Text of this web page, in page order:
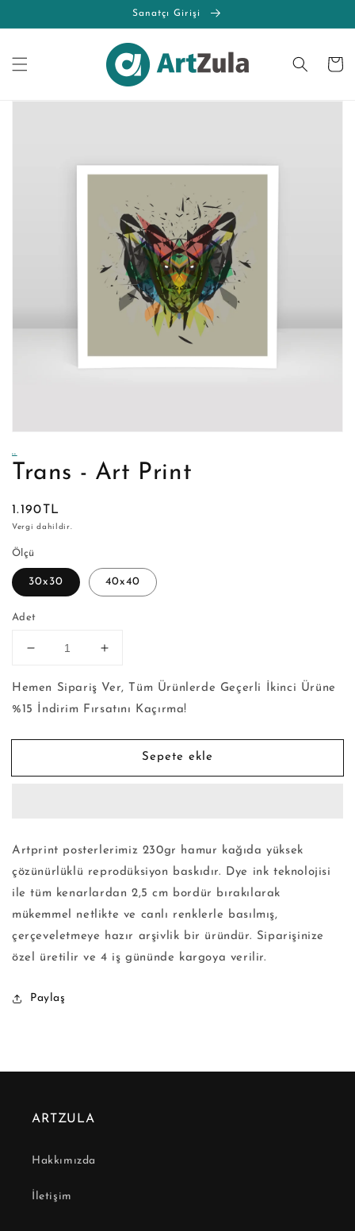
Sanatçı Girişi
Sepet
Ürün
..
Trans - Art Print
Normal
fiyat
1.190TL
Vergi dahildir.
Ölçü
30x30 40x40
Adet
Art
Print
adedi
Trans
Art
Print
adedi
Hemen Sipariş Ver, Tüm Ürünlerde Geçerli İkinci Ürüne
%15 İndirim Fırsatını Kaçırma!
Sepete ekle
Artprint posterlerimiz 230gr hamur kağıda yüksek
çözünürlüklü reprodüksiyon baskıdır. Dye ink teknolojisi
ile tüm kenarlardan 2,5 cm bordür bırakılarak
mükemmel netlikte ve canlı renklerle basılmış,
çerçeveletmeye hazır arşivlik bir üründür. Siparişinize
özel üretilir ve 4 iş gününde kargoya verilir.
Paylaş
ARTZULA
Hakkımızda
İletişim